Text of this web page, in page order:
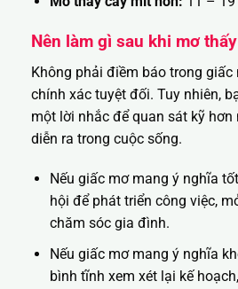
Nên làm gì sau khi mơ
Không phải điềm báo trong giấc
chính xác tuyệt đối. Tuy nhiên,
một lời nhắc để quan sát kỹ
diễn ra trong cuộc sống.
Nếu giấc mơ mang ý nghĩa
hội để phát triển công việc,
chăm sóc gia đình.
Nếu giấc mơ mang ý nghĩa
bình tĩnh xem xét lại kế